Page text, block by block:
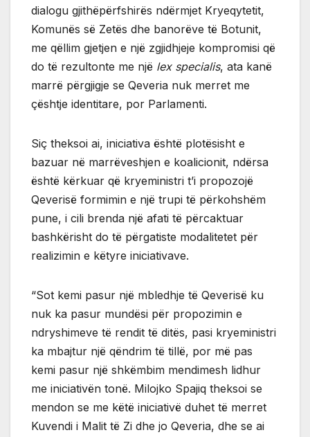
dialogu gjithëpërfshirës ndërmjet Kryeqytetit,
Komunës së Zetës dhe banorëve të Botunit,
me qëllim gjetjen e një zgjidhjeje kompromisi që
do të rezultonte me një lex specialis, ata kanë
marrë përgjigje se Qeveria nuk merret me
çështje identitare, por Parlamenti.
Siç theksoi ai, iniciativa është plotësisht e
bazuar në marrëveshjen e koalicionit, ndërsa
është kërkuar që kryeministri t’i propozojë
Qeverisë formimin e një trupi të përkohshëm
pune, i cili brenda një afati të përcaktuar
bashkërisht do të përgatiste modalitetet për
realizimin e këtyre iniciativave.
“Sot kemi pasur një mbledhje të Qeverisë ku
nuk ka pasur mundësi për propozimin e
ndryshimeve të rendit të ditës, pasi kryeministri
ka mbajtur një qëndrim të tillë, por më pas
kemi pasur një shkëmbim mendimesh lidhur
me iniciativën tonë. Milojko Spajiq theksoi se
mendon se me këtë iniciativë duhet të merret
Kuvendi i Malit të Zi dhe jo Qeveria, dhe se ai